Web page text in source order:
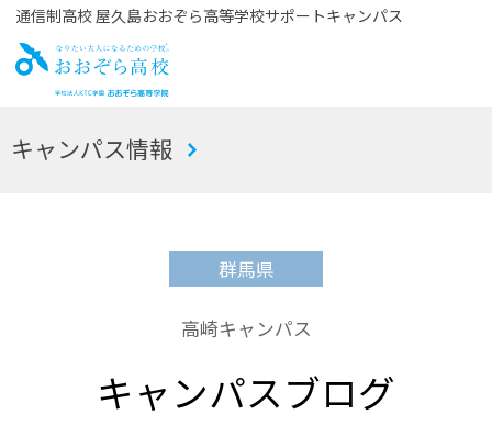
通信制高校 屋久島おおぞら高等学校サポートキャンパス
お
キャンパス情報
群馬県
高崎キャンパス
キャンパスブログ